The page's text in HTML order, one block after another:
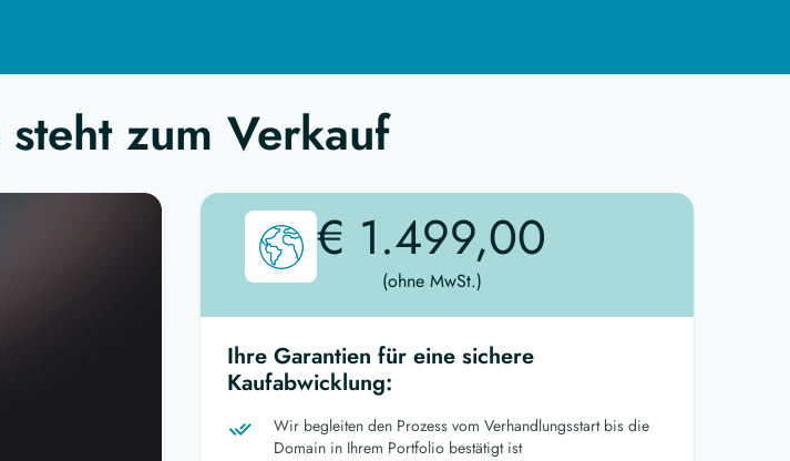
steht zum Verkauf
€ 1.499,00
(ohne MwSt.)
Ihre Garantien für eine sichere
Kaufabwicklung:
Wir begleiten den Prozess vom Verhandlungsstart bis die
Domain in Ihrem Portfolio bestätigt ist